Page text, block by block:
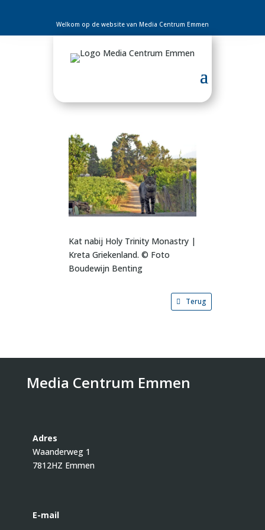
Welkom op de website van Media Centrum Emmen
Kat nabij Holy Trinity Monastry |
Kreta Griekenland. © Foto
Boudewijn Benting
Terug
Media Centrum Emmen
Adres
Waanderweg 1
7812HZ Emmen
E-mail